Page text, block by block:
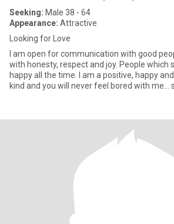
Seeking: Male 38 - 64
Appearance: Attractive
Looking for Love
I am open for communication with good
with honesty, respect and joy. People which
happy all the time. I am a positive, happy